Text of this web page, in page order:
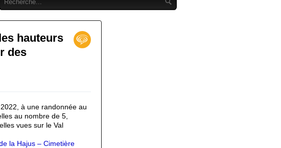
hauteurs
des
à une randonnée au
au nombre de 5,
vues sur le Val
la Hajus – Cimetière